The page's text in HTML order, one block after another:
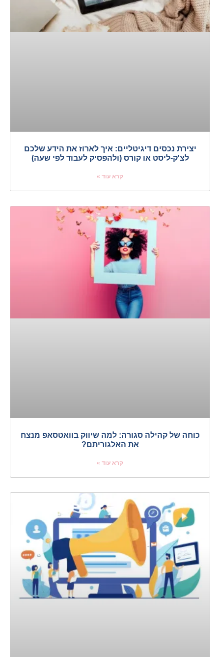
יצירת נכסים דיגיטליים: איך לארוז את הידע שלכם
לצ'ק-ליסט או קורס (ולהפסיק לעבוד לפי שעה)
קרא עוד »
כוחה של קהילה סגורה: למה שיווק בוואטסאפ מנצח
את האלגוריתם?
קרא עוד »